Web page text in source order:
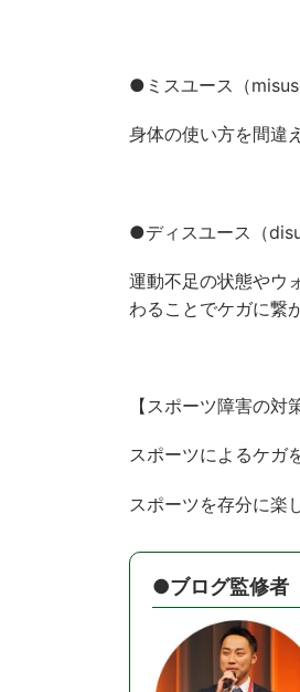
●ミスユース（
身体の使い方を間違
●ディスユース（
運動不足の状態やウ
わることでケガに繋
【スポーツ障害の対
スポーツによるケガ
スポーツを存分に楽
●ブログ監修者